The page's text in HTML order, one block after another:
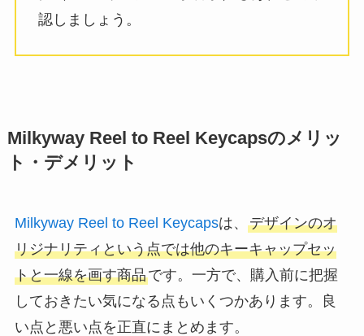
認しましょう。
Milkyway Reel to Reel Keycapsのメリッ
ト・デメリット
Milkyway Reel to Reel Keycapsは、 デザインのオ
リジナリティという点では他のキーキャップセッ
トと一線を画す商品です。一方で、購入前に把握
しておきたい気になる点もいくつかあります。良
い点と悪い点を正直にまとめます。